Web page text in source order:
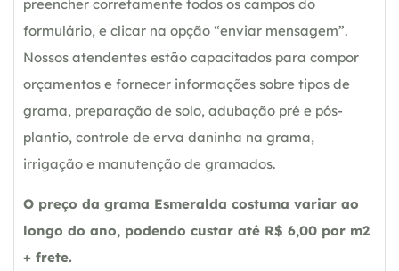
preencher corretamente todos os campos do
formulário, e clicar na opção “enviar mensagem”.
Nossos atendentes estão capacitados para compor
orçamentos e fornecer informações sobre tipos de
grama, preparação de solo, adubação pré e pós-
plantio, controle de erva daninha na grama,
irrigação e manutenção de gramados.
O preço da grama Esmeralda costuma variar ao
longo do ano, podendo custar até R$ 6,00 por m2
+ frete.